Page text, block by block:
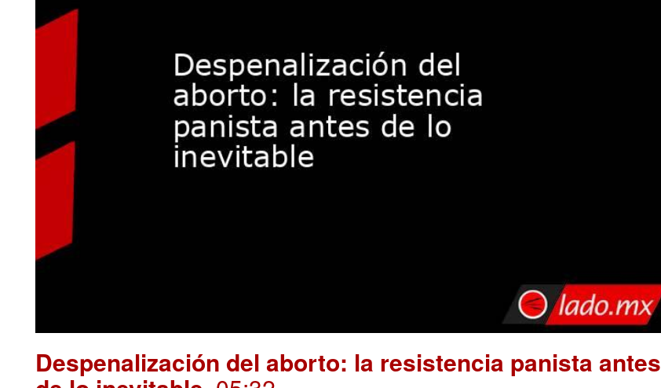
Despenalización del aborto: la resistencia panista antes